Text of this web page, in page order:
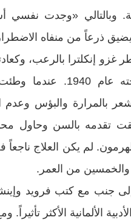
وبالتالي «وجدت نفسي
ذرعاً من منفاه
إنكلترا بالرعب،
مقدماً، غادر إلى نيويورك مع
بالمرارة والبؤس وعدم
مقت تقدمه بالسن وحاول
لم يكن العلاج
والخمسين من العمر.
إلى جنب مع كتب فرويد
الألمانية الأكثر